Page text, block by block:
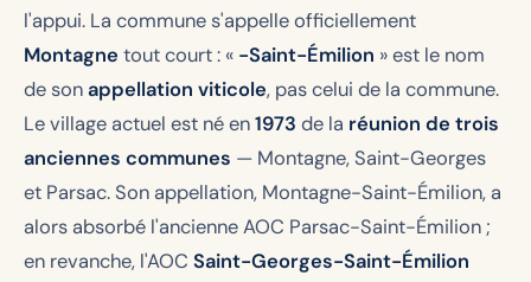
l'appui. La commune s'appelle officiellement
Montagne tout court : « -Saint-Émilion » est le nom
de sonappellation viticole, pas celui de la commune.
Le village actuel est né en1973 de la réunion de trois
anciennes communes — Montagne, Saint-Georges
et Parsac. Son appellation, Montagne-Saint-Émilion, a
alors absorbé l'ancienne AOC Parsac-Saint-Émilion ;
en revanche, l'AOC Saint-Georges-Saint-Émilion